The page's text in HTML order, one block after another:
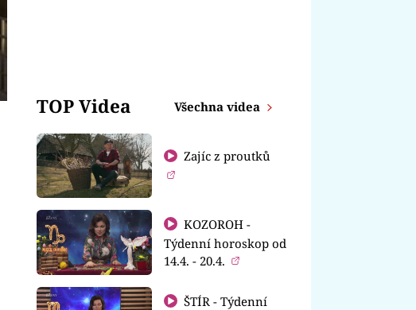
TOP Videa Všechna videa
Zajíc z proutků
KOZOROH -
Týdenní horoskop od
14.4. - 20.4.
ŠTÍR - Týdenní